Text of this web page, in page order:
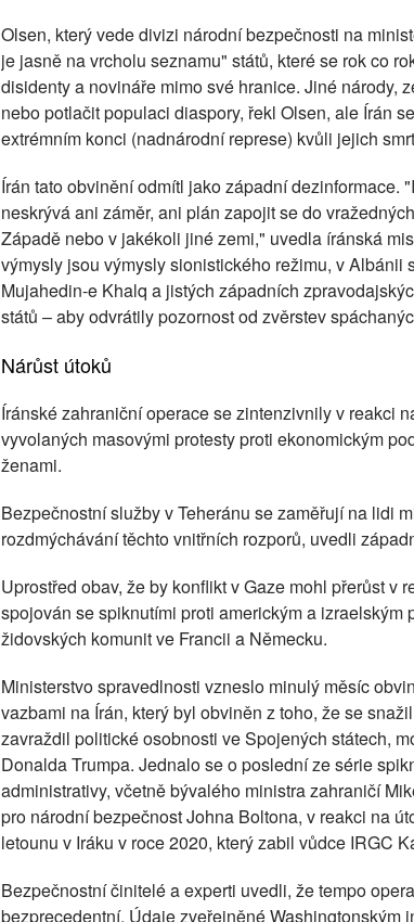
Olsen, který vede divizi národní bezpečnosti na
je jasně na vrcholu seznamu" států, které se rok co
disidenty a novináře mimo své hranice. Jiné národy,
nebo potlačit populaci diaspory, řekl Olsen, ale Írán
extrémním konci (nadnárodní represe) kvůli jejich
Írán tato obvinění odmítl jako západní dezinformace.
neskrývá ani záměr, ani plán zapojit se do
Západě nebo v jakékoli jiné zemi," uvedla íránská
výmysly jsou výmysly sionistického režimu, v Albánii
Mujahedin-e Khalq a jistých západních
států – aby odvrátily pozornost od zvěrstev
Nárůst útoků
Íránské zahraniční operace se zintenzivnily v reakci
vyvolaných masovými protesty proti ekonomickým
ženami.
Bezpečnostní služby v Teheránu se zaměřují na lidi
rozdmýchávání těchto vnitřních rozporů, uvedli
Uprostřed obav, že by konflikt v Gaze mohl přerůst v
spojován se spiknutími proti americkým a izraelským
židovských komunit ve Francii a Německu.
Ministerstvo spravedlnosti vzneslo minulý měsíc
vazbami na Írán, který byl obviněn z toho, že se
zavraždil politické osobnosti ve Spojených státech,
Donalda Trumpa. Jednalo se o poslední ze série
administrativy, včetně bývalého ministra zahraničí
pro národní bezpečnost Johna Boltona, v reakci na
letounu v Iráku v roce 2020, který zabil vůdce IRGC
Bezpečnostní činitelé a experti uvedli, že tempo
bezprecedentní. Údaje zveřejněné Washingtonským